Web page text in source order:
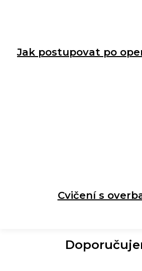
Jak postupovat po
Cvičení s